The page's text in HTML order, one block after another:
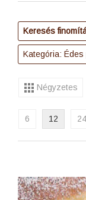
Keresés
Kategória:
Négyzetes
6 12 24